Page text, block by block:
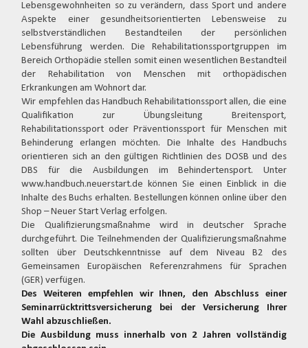
Lebensgewohnheiten so zu verändern, dass Sport und andere
Aspekte einer gesundheitsorientierten Lebensweise zu
selbstverständlichen Bestandteilen der persönlichen
Lebensführung werden. Die Rehabilitationssportgruppen im
Bereich Orthopädie stellen somit einen wesentlichen Bestandteil
der Rehabilitation von Menschen mit orthopädischen
Erkrankungen am Wohnort dar.
Wir empfehlen das Handbuch Rehabilitationssport allen, die eine
Qualifikation zur Übungsleitung Breitensport,
Rehabilitationssport oder Präventionssport für Menschen mit
Behinderung erlangen möchten. Die Inhalte des Handbuchs
orientieren sich an den gültigen Richtlinien des DOSB und des
DBS für die Ausbildungen im Behindertensport. Unter
www.handbuch.neuerstart.de können Sie einen Einblick in die
Inhalte des Buchs erhalten. Bestellungen können online über den
Shop – Neuer Start Verlag erfolgen.
Die Qualifizierungsmaßnahme wird in deutscher Sprache
durchgeführt. Die Teilnehmenden der Qualifizierungsmaßnahme
sollten über Deutschkenntnisse auf dem Niveau B2 des
Gemeinsamen Europäischen Referenzrahmens für Sprachen
(GER) verfügen.
Des Weiteren empfehlen wir Ihnen, den Abschluss einer
Seminarrücktrittsversicherung bei der Versicherung Ihrer
Wahl abzuschließen.
Die Ausbildung muss innerhalb von 2 Jahren vollständig